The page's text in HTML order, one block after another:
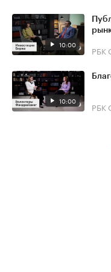
10:00 РБК
10:00 РБК